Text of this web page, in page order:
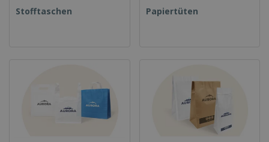
Stofftaschen Papiertüten